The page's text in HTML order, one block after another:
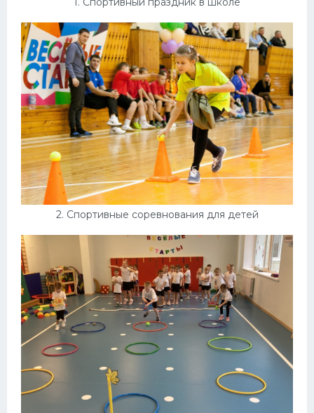
2. Спортивные соревнования для детей
Велогонки
Конькобежный спорт
Тренажеры
Интерьеры квартир